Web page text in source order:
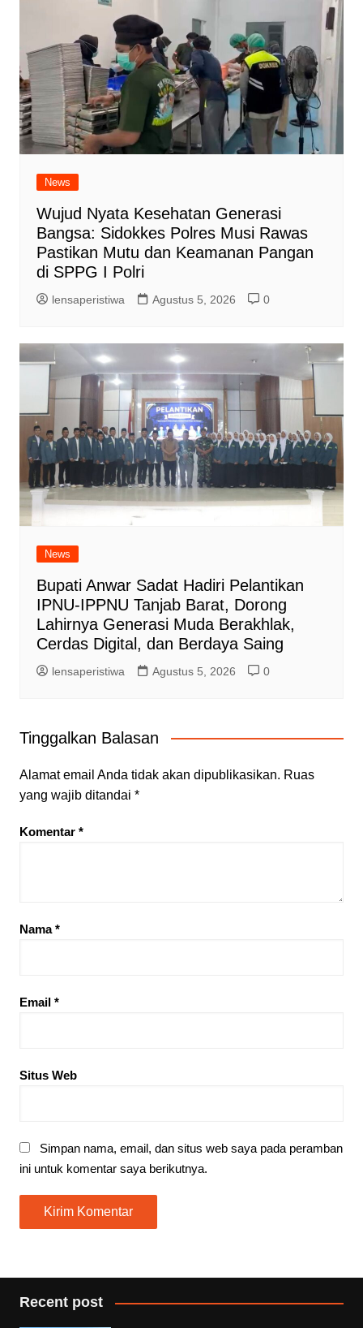
News
Wujud Nyata Kesehatan Generasi
Bangsa: Sidokkes Polres Musi Rawas
Pastikan Mutu dan Keamanan Pangan
di SPPG I Polri
lensaperistiwa Agustus 5, 2026 0
News
Bupati Anwar Sadat Hadiri Pelantikan
IPNU-IPPNU Tanjab Barat, Dorong
Lahirnya Generasi Muda Berakhlak,
Cerdas Digital, dan Berdaya Saing
lensaperistiwa Agustus 5, 2026 0
Tinggalkan Balasan
Alamat email Anda tidak akan dipublikasikan. Ruas
yang wajib ditandai *
Komentar *
Nama*
Email *
Situs Web
Simpan nama, email, dan situs web saya pada peramban
ini untuk komentar saya berikutnya.
Recent post